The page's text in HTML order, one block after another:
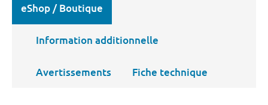
eShop / Boutique
Information additionnelle
Avertissements Fiche technique